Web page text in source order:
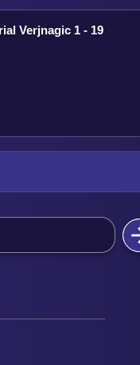
Verjnagic 1 - 19